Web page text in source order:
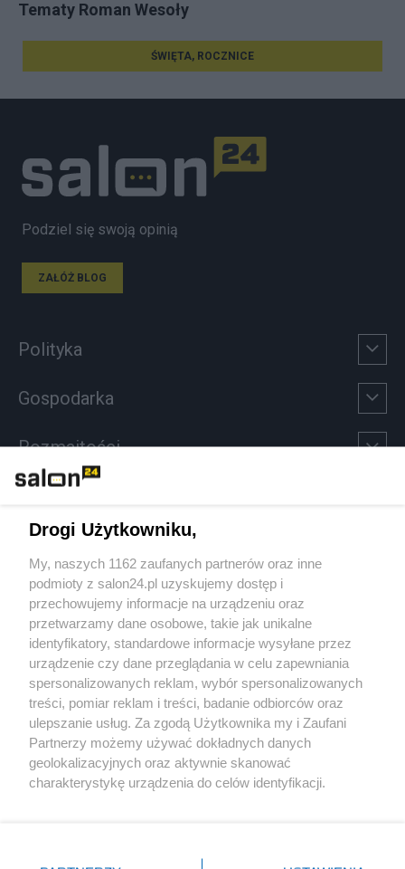
Tematy Roman Wesoły
ŚWIĘTA, ROCZNICE
Podziel się swoją opinią
ZAŁÓŻ BLOG
Polityka
Gospodarka
Rozmaitości
Sport
Społeczeństwo
Kultura
X Facebook Instagram Youtube
Drogi Użytkowniku,
My, naszych 1162 zaufanych partnerów oraz inne
podmioty z salon24.pl uzyskujemy dostęp i
przechowujemy informacje na urządzeniu oraz
przetwarzamy dane osobowe, takie jak unikalne
identyfikatory, standardowe informacje wysyłane przez
urządzenie czy dane przeglądania w celu zapewniania
spersonalizowanych reklam, wybór spersonalizowanych
treści, pomiar reklam i treści, badanie odbiorców oraz
ulepszanie usług. Za zgodą Użytkownika my i Zaufani
Partnerzy możemy używać dokładnych danych
geolokalizacyjnych oraz aktywnie skanować
charakterystykę urządzenia do celów identyfikacji.
zmienić/wycofać klikając przycisk ustawień prywatności